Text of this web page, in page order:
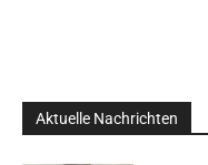
Aktuelle Nachrichten